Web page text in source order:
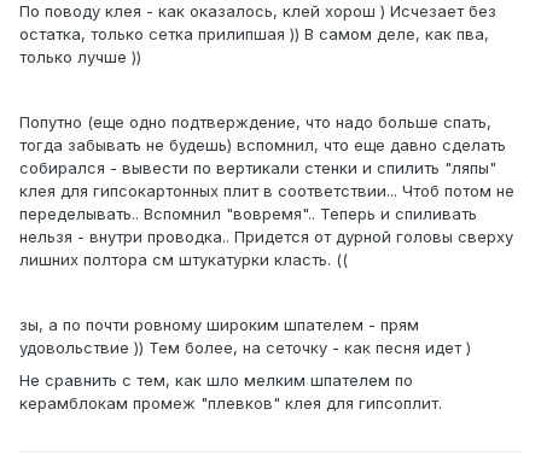
По поводу клея - как оказалось, клей хорош ) Исчезает без
остатка, только сетка прилипшая )) В самом деле, как пва,
только лучше ))
Попутно (еще одно подтверждение, что надо больше спать,
тогда забывать не будешь) вспомнил, что еще давно сделать
собирался - вывести по вертикали стенки и спилить "ляпы"
клея для гипсокартонных плит в соответствии... Чтоб потом не
переделывать.. Вспомнил "вовремя".. Теперь и спиливать
нельзя - внутри проводка.. Придется от дурной головы сверху
лишних полтора см штукатурки класть. ((
зы, а по почти ровному широким шпателем - прям
удовольствие )) Тем более, на сеточку - как песня идет )
Не сравнить с тем, как шло мелким шпателем по
керамблокам промеж "плевков" клея для гипсоплит.